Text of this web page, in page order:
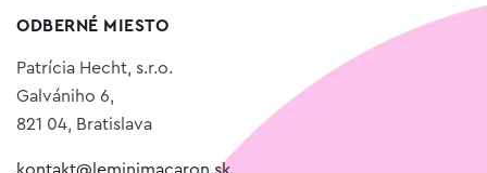
ODBERNÉ MIESTO
Patrícia Hecht, s.r.o.
Galvániho 6,
821 04, Bratislava